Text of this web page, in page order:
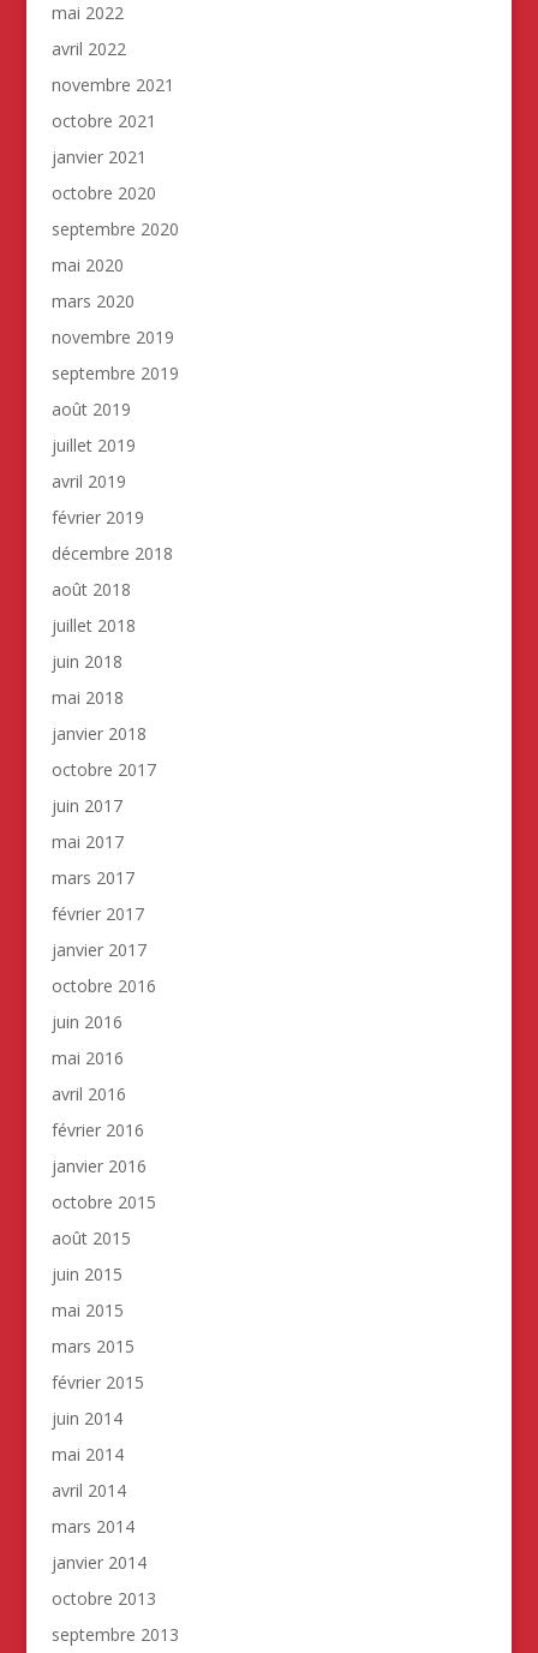
mai 2022
avril 2022
novembre 2021
octobre 2021
janvier 2021
octobre 2020
septembre 2020
mai 2020
mars 2020
novembre 2019
septembre 2019
août 2019
juillet 2019
avril 2019
février 2019
décembre 2018
août 2018
juillet 2018
juin 2018
mai 2018
janvier 2018
octobre 2017
juin 2017
mai 2017
mars 2017
février 2017
janvier 2017
octobre 2016
juin 2016
mai 2016
avril 2016
février 2016
janvier 2016
octobre 2015
août 2015
juin 2015
mai 2015
mars 2015
février 2015
juin 2014
mai 2014
avril 2014
mars 2014
janvier 2014
octobre 2013
septembre 2013